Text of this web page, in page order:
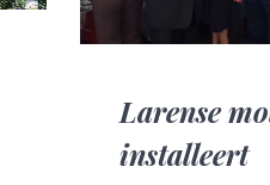
Larense
installeert